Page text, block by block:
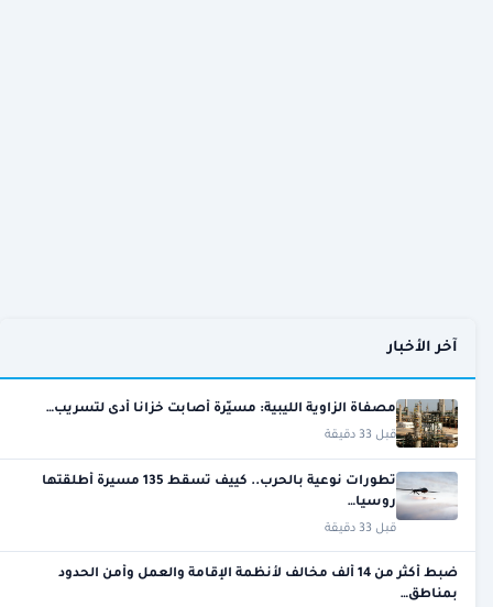
آخر الأخبار
مصفاة الزاوية الليبية: مسيّرة أصابت خزانا أدى لتسريب…
قبل 33 دقيقة
تطورات نوعية بالحرب.. كييف تسقط 135 مسيرة أطلقتها
روسيا…
قبل 33 دقيقة
ضبط أكثر من 14 ألف مخالف لأنظمة الإقامة والعمل وأمن الحدود
بمناطق…